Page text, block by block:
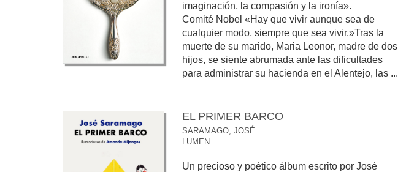
imaginación, la compasión y la ironía».
Comité Nobel «Hay que vivir aunque sea de
cualquier modo, siempre que sea vivir.»Tras la
muerte de su marido, Maria Leonor, madre de dos
hijos, se siente abrumada ante las dificultades
para administrar su hacienda en el Alentejo, las ...
EL PRIMER BARCO
SARAMAGO, JOSÉ
LUMEN
Un precioso y poético álbum escrito por José